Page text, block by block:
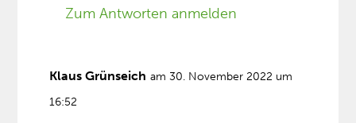
Zum Antworten anmelden
Klaus Grünseich am 30. November 2022 um
16:52